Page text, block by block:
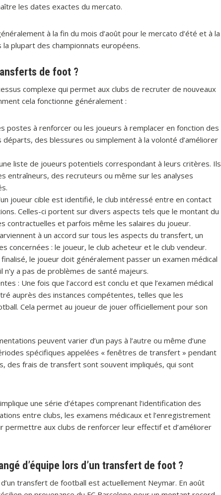
les dates exactes du mercato.
à la fin du mois d’août pour le mercato d’été et à la
plupart des championnats européens.
de foot ?
complexe qui permet aux clubs de recruter de nouveaux
cela fonctionne généralement :
postes à renforcer ou les joueurs à remplacer en fonction des
des blessures ou simplement à la volonté d’améliorer
liste de joueurs potentiels correspondant à leurs critères. Ils
entraîneurs, des recruteurs ou même sur les analyses
joueur cible est identifié, le club intéressé entre en contact
Celles-ci portent sur divers aspects tels que le montant du
contractuelles et parfois même les salaires du joueur.
à un accord sur tous les aspects du transfert, un
: le joueur, le club acheteur et le club vendeur.
le joueur doit généralement passer un examen médical
a pas de problèmes de santé majeurs.
: Une fois que l’accord est conclu et que l’examen médical
auprès des instances compétentes, telles que les
Cela permet au joueur de jouer officiellement pour son
peuvent varier d’un pays à l’autre ou même d’une
spécifiques appelées « fenêtres de transfert » pendant
des frais de transfert sont souvent impliqués, qui sont
une série d’étapes comprenant l’identification des
entre clubs, les examens médicaux et l’enregistrement
permettre aux clubs de renforcer leur effectif et d’améliorer
d’équipe lors d’un transfert de foot ?
transfert de football est actuellement Neymar. En août